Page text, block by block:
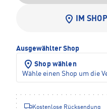
IM
Ausgewählter Shop
Shop wählen
Wähle einen Shop um die
Kostenlose Rücksendung